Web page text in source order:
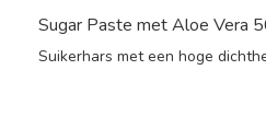
Sugar Paste met Aloe Vera
Suikerhars met een hoge